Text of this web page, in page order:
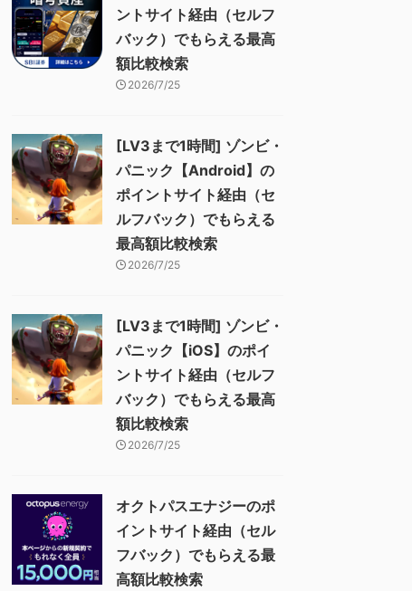
ントサイト経由（セルフ
バック）でもらえる最高
額比較検索
2026/7/25
[LV3まで1時間] ゾンビ・
パニック【Android】の
ポイントサイト経由（セ
ルフバック）でもらえる
最高額比較検索
2026/7/25
[LV3まで1時間] ゾンビ・
パニック【iOS】のポイ
ントサイト経由（セルフ
バック）でもらえる最高
額比較検索
2026/7/25
オクトパスエナジーのポ
イントサイト経由（セル
フバック）でもらえる最
高額比較検索